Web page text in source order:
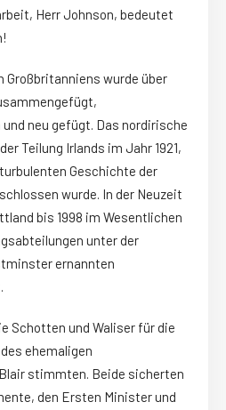
Herr Johnson, bedeutet
Großbritanniens wurde über
neu gefügt. Das nordirische
Teilung Irlands im Jahr 1921,
Geschichte der
wurde. In der Neuzeit
bis 1998 im Wesentlichen
unter der
ernannten
Schotten und Waliser für die
ehemaligen
stimmten. Beide sicherten
den Ersten Minister und